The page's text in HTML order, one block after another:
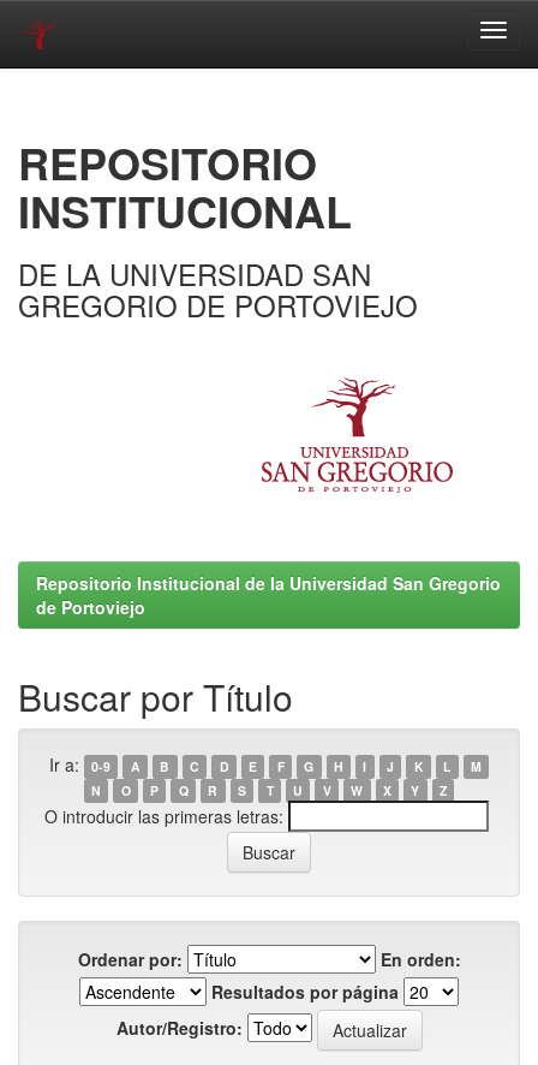
REPOSITORIO
INSTITUCIONAL
DE LA UNIVERSIDAD SAN
GREGORIO DE PORTOVIEJO
Repositorio Institucional de la Universidad San Gregorio
de Portoviejo
Buscar por Título
Ir a: 0-9 A B C D E F G H I J K L
M
N
O P Q R S T U V W X Y Z
O introducir las primeras letras:
Ordenar por:
En orden:
Resultados por página
Autor/Registro: